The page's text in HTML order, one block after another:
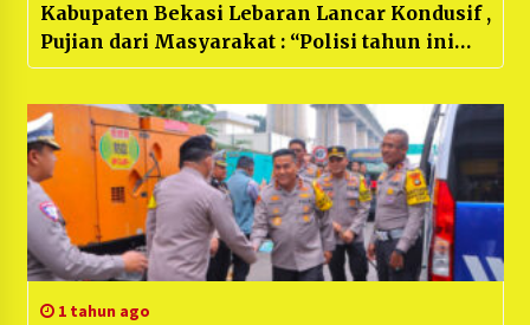
Kabupaten Bekasi Lebaran Lancar Kondusif ,
Pujian dari Masyarakat : “Polisi tahun ini
Sukses dan sangat Berperan”
1 tahun ago